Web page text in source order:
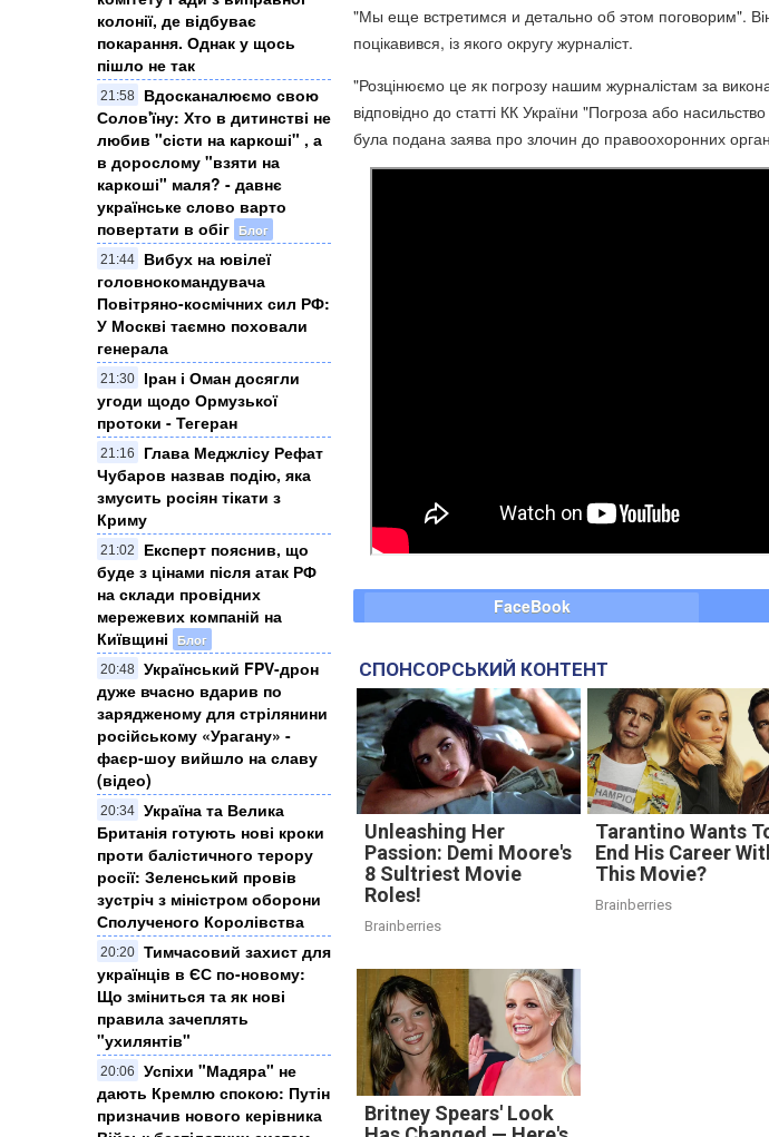
колонії, де відбуває
покарання. Однак у щось
пішло не так
21:58
Вдосканалюємо свою
Солов'їну: Хто в дитинстві не
любив "сісти на каркоші" , а
в дорослому "взяти на
каркоші" маля? - давнє
українське слово варто
повертати в обіг Блог
21:44
Вибух на ювілеї
головнокомандувача
Повітряно-космічних сил РФ:
У Москві таємно поховали
генерала
21:30
Іран і Оман досягли
угоди щодо Ормузької
протоки - Тегеран
21:16
Глава Меджлісу Рефат
Чубаров назвав подію, яка
змусить росіян тікати з
Криму
21:02
Експерт пояснив, що
буде з цінами після атак РФ
на склади провідних
мережевих компаній на
Київщині
Блог
20:48 Український FPV-дрон
дуже вчасно вдарив по
зарядженому для стрілянини
російському «Урагану» -
фаєр-шоу вийшло на славу
(відео)
20:34 Україна та Велика
Британія готують нові кроки
проти балістичного терору
росії: Зеленський провів
зустріч з міністром оборони
Сполученого Королівства
20:20 Тимчасовий захист для
українців в ЄС по-новому:
Що зміниться та як нові
правила зачеплять
"ухилянтів"
20:06
Успіхи "Мадяра" не
дають Кремлю спокою: Путін
призначив нового керівника
"Мы еще встретимся и детально об этом поговорим".
поцікавився, із якого округу журналіст.
"Розцінюємо це як погрозу нашим журналістам за
відповідно до статті КК України "Погроза або
була подана заява про злочин до правоохоронних
FaceBook
СПОНСОРСЬКИЙ КОНТЕНТ
Unleashing Her
Passion: Demi Moore's
8 Sultriest Movie
Roles!
Brainberries
Tarantino Wants
End His Career
This Movie?
Brainberries
Britney Spears' Look